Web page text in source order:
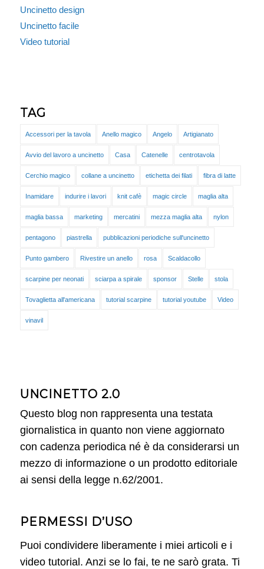
Uncinetto design
Uncinetto facile
Video tutorial
TAG
Accessori per la tavola Anello magico Angelo Artigianato
Avvio del lavoro a uncinetto Casa Catenelle centrotavola
Cerchio magico collane a uncinetto etichetta dei filati fibra di latte
Inamidare indurire i lavori knit cafè magic circle maglia alta
maglia bassa marketing mercatini mezza maglia alta nylon
pentagono piastrella pubblicazioni periodiche sull'uncinetto
Punto gambero Rivestire un anello rosa Scaldacollo
scarpine per neonati sciarpa a spirale sponsor Stelle stola
Tovaglietta all'americana tutorial scarpine tutorial youtube Video
vinavil
UNCINETTO 2.0
Questo blog non rappresenta una testata
giornalistica in quanto non viene aggiornato
con cadenza periodica né è da considerarsi un
mezzo di informazione o un prodotto editoriale
ai sensi della legge n.62/2001.
PERMESSI D’USO
Puoi condividere liberamente i miei articoli e i
video tutorial. Anzi se lo fai, te ne sarò grata. Ti